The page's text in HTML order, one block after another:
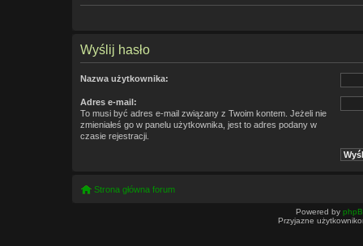
Wyślij hasło
Nazwa użytkownika:
Adres e-mail:
To musi być adres e-mail związany z Twoim kontem. Jeżeli nie
zmieniałeś go w panelu użytkownika, jest to adres podany w
czasie rejestracji.
Strona główna forum
Powered by
Przyjazne